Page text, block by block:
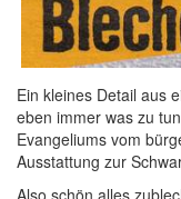
Ein kleines Detail aus
eben immer was zu
Evangeliums vom
Ausstattung zur
Also schön alles